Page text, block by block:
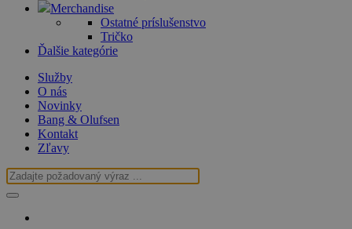
Merchandise
Ostatné príslušenstvo
Tričko
Ďalšie kategórie
Služby
O nás
Novinky
Bang & Olufsen
Kontakt
Zľavy